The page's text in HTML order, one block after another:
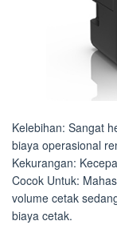
Kelebihan: Sangat
biaya operasional
Kekurangan:
Cocok Untuk:
volume cetak
biaya cetak.